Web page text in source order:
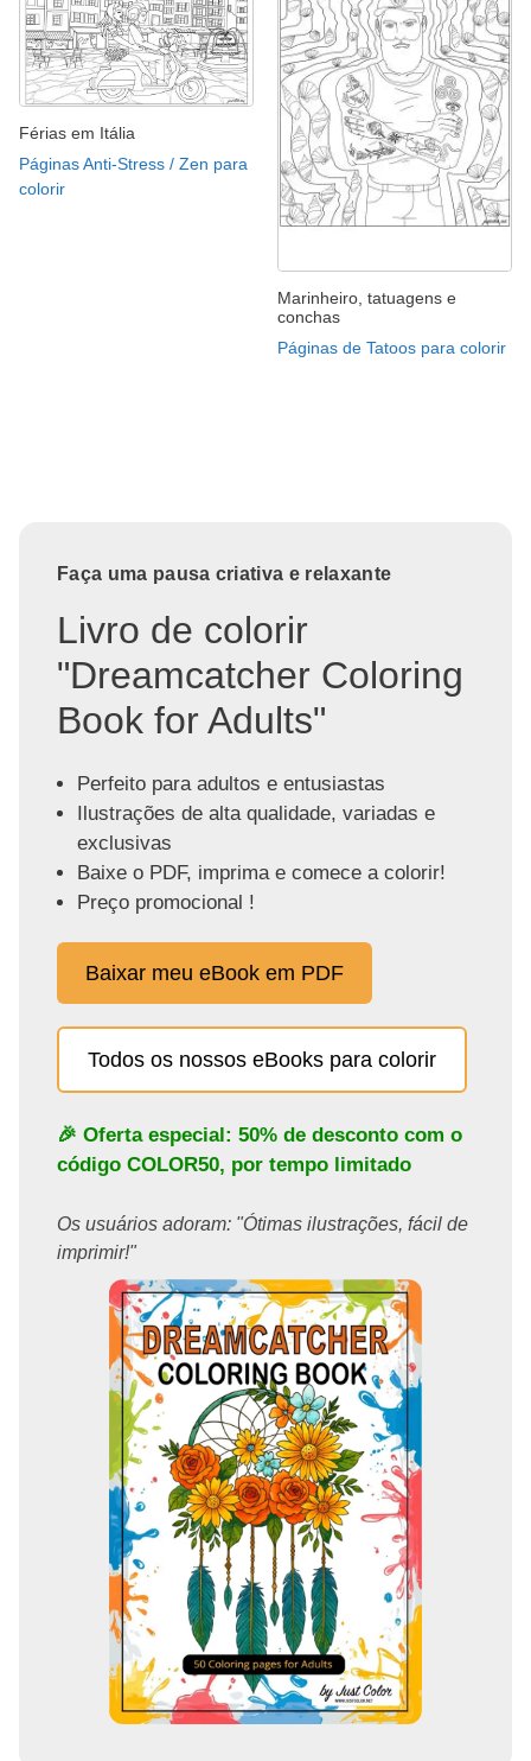
Férias em Itália
Páginas Anti-Stress / Zen para
colorir
Marinheiro, tatuagens e
conchas
Páginas de Tatoos para colorir
Faça uma pausa criativa e relaxante
Livro de colorir
"Dreamcatcher Coloring
Book for Adults"
Perfeito para adultos e entusiastas
Ilustrações de alta qualidade, variadas e
exclusivas
Baixe o PDF, imprima e comece a colorir!
Preço promocional !
Baixar meu eBook em PDF
Todos os nossos eBooks para colorir
🎉 Oferta especial: 50% de desconto com o
código COLOR50, por tempo limitado
Os usuários adoram: "Ótimas ilustrações, fácil de
imprimir!"